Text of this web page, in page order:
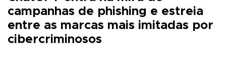
campanhas de phishing e estreia
entre as marcas mais imitadas por
cibercriminosos